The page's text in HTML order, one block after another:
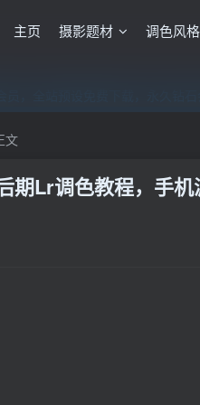
主页 摄影题材 调色风格
员，全站预设免费下载，永久
文
期Lr调色教程，手